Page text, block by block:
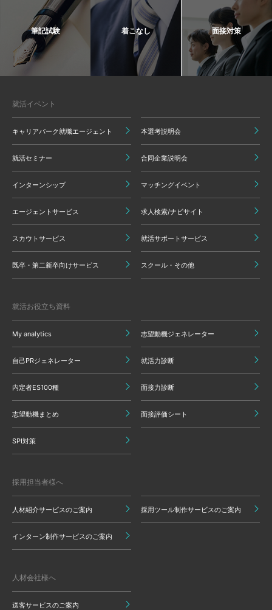
筆記試験 着こなし 面接対策
就活イベント
キャリアパーク就職エージェント 本選考説明会
就活セミナー 合同企業説明会
インターンシップ マッチングイベント
エージェントサービス 求人検索/ナビサイト
スカウトサービス 就活サポートサービス
既卒・第二新卒向けサービス スクール・その他
就活お役立ち資料
My analytics 志望動機ジェネレーター
自己PRジェネレーター 就活力診断
内定者ES100種 面接力診断
志望動機まとめ 面接評価シート
SPI対策
採用担当者様へ
人材紹介サービスのご案内 採用ツール制作サービスのご案内
インターン制作サービスのご案内
人材会社様へ
送客サービスのご案内